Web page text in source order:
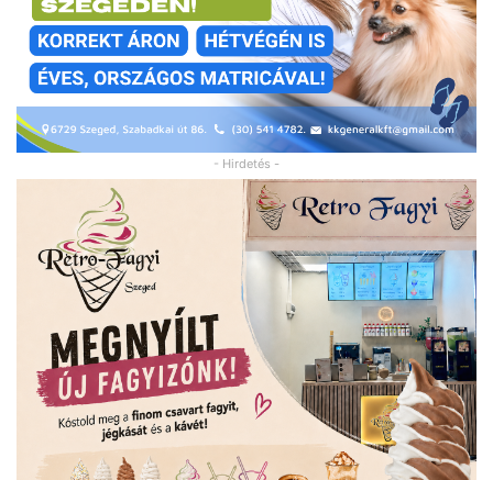
- Hirdetés -